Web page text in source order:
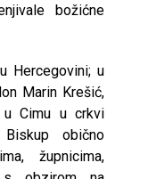
božićne
Hercegovini; u
Marin Krešić,
u Cimu u crkvi
obično
župnicima,